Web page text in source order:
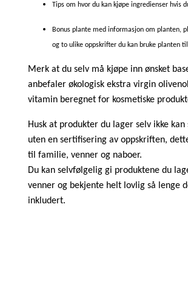
Tips om hvor du kan kjøpe ingredienser hvis
Bonus plante med informasjon om planten,
og to ulike oppskrifter du kan bruke planten
Merk at du selv må kjøpe inn ønsket
anbefaler økologisk ekstra virgin
vitamin beregnet for kosmetiske
Husk at produkter du lager selv ikke kan
uten en sertifisering av oppskriften,
til familie, venner og naboer.
Du kan selvfølgelig gi produktene du
venner og bekjente helt lovlig så lenge
inkludert.